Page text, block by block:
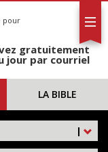
pour
gratuitement
jour par courriel
LA BIBLE
|